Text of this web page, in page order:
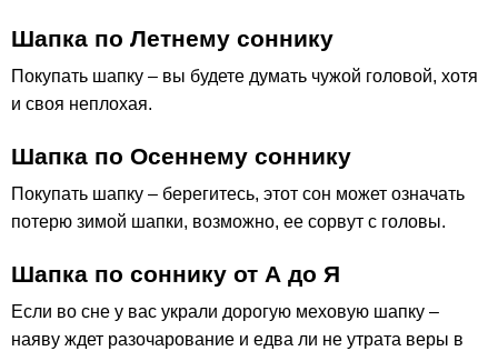
Шапка по Летнему соннику
Покупать шапку – вы будете думать чужой головой, хотя
и своя неплохая.
Шапка по Осеннему соннику
Покупать шапку – берегитесь, этот сон может означать
потерю зимой шапки, возможно, ее сорвут с головы.
Шапка по соннику от А до Я
Если во сне у вас украли дорогую меховую шапку –
наяву ждет разочарование и едва ли не утрата веры в